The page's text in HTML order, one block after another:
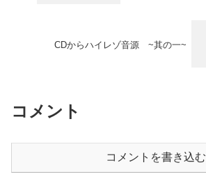
CDからハイレゾ音源 ~其の一~
コメント
コメントを書き込む